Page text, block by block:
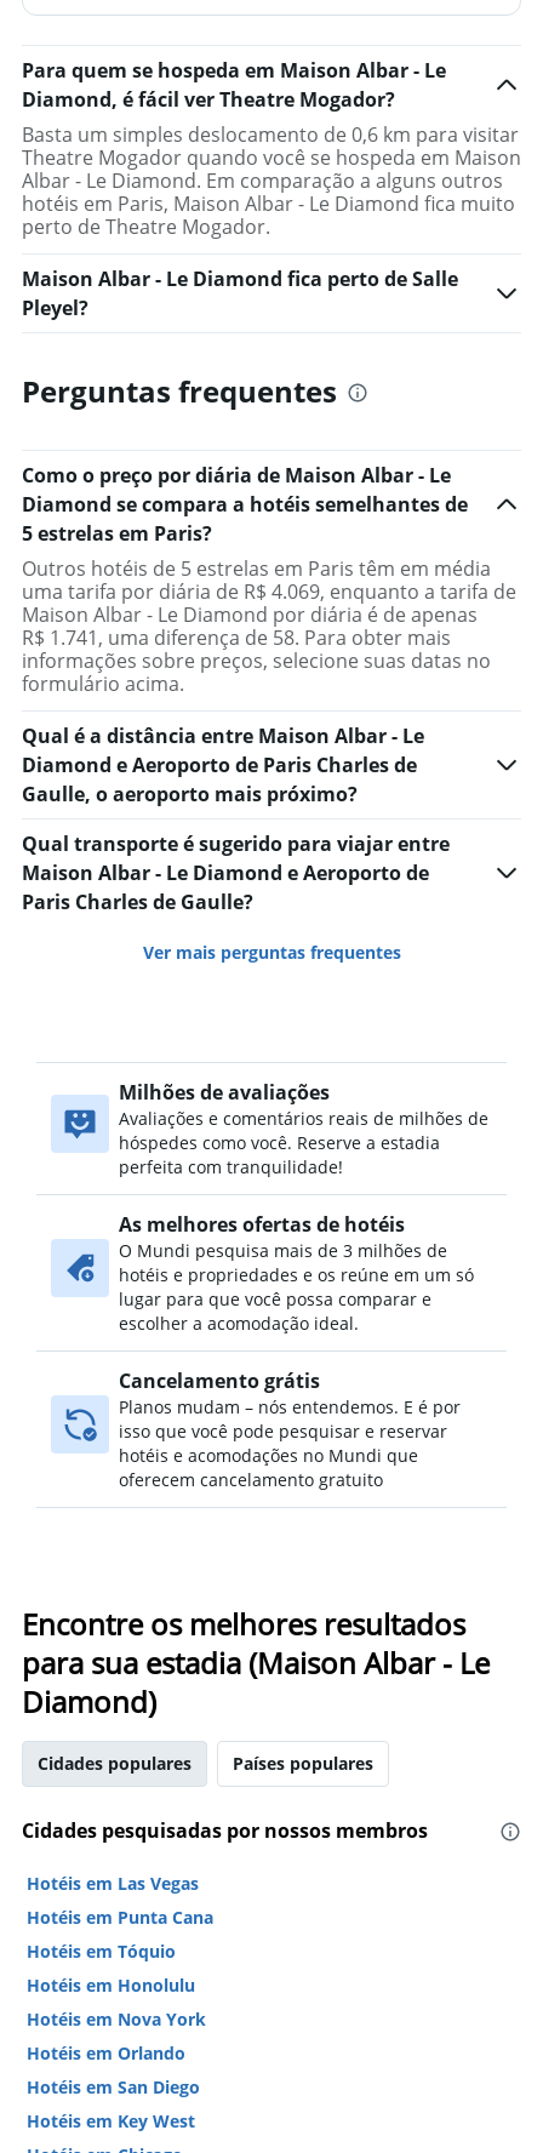
Para quem se hospeda em Maison Albar - Le
Diamond, é fácil ver Theatre Mogador?
Basta um simples deslocamento de 0,6 km para visitar
Theatre Mogador quando você se hospeda em Maison
Albar - Le Diamond. Em comparação a alguns outros
hotéis em Paris, Maison Albar - Le Diamond fica muito
perto de Theatre Mogador.
Maison Albar - Le Diamond fica perto de Salle
Pleyel?
Perguntas frequentes
Como o preço por diária de Maison Albar - Le
Diamond se compara a hotéis semelhantes de
5 estrelas em Paris?
Outros hotéis de 5 estrelas em Paris têm em média
uma tarifa por diária de R$ 4.069, enquanto a tarifa de
Maison Albar - Le Diamond por diária é de apenas
R$ 1.741, uma diferença de 58. Para obter mais
informações sobre preços, selecione suas datas no
formulário acima.
Qual é a distância entre Maison Albar - Le
Diamond e Aeroporto de Paris Charles de
Gaulle, o aeroporto mais próximo?
Qual transporte é sugerido para viajar entre
Maison Albar - Le Diamond e Aeroporto de
Paris Charles de Gaulle?
Ver mais perguntas frequentes
Milhões de avaliações
Avaliações e comentários reais de milhões de
hóspedes como você. Reserve a estadia
perfeita com tranquilidade!
As melhores ofertas de hotéis
O Mundi pesquisa mais de 3 milhões de
hotéis e propriedades e os reúne em um só
lugar para que você possa comparar e
escolher a acomodação ideal.
Cancelamento grátis
Planos mudam – nós entendemos. E é por
isso que você pode pesquisar e reservar
hotéis e acomodações no Mundi que
oferecem cancelamento gratuito
Encontre os melhores resultados
para sua estadia (Maison Albar - Le
Diamond)
Cidades populares Países populares
Cidades pesquisadas por nossos membros
Hotéis em Las Vegas
Hotéis em Punta Cana
Hotéis em Tóquio
Hotéis em Honolulu
Hotéis em Nova York
Hotéis em Orlando
Hotéis em San Diego
Hotéis em Key West